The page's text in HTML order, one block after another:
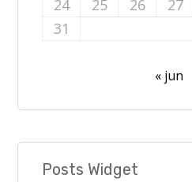
24
25 26 27
31
« jun
Posts Widget